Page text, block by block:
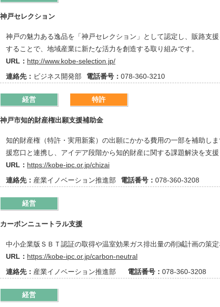
神戸セレクション
神戸の魅力ある逸品を「神戸セレクション」として認定し、販路支
することで、地域産業に新たな活力を創造する取り組みです。
URL： http://www.kobe-selection.jp/
連絡先： ビジネス開発部 電話番号： 078-360-3210
経営 特許
神戸市知的財産権出願支援補助金
知的財産権（特許・実用新案）の出願にかかる費用の一部を補助し
援窓口と連携し、アイデア段階から知的財産に関する課題解決を支
URL： https://kobe-ipc.or.jp/chizai
連絡先： 産業イノベーション推進部 電話番号： 078-360-3208
経営
カーボンニュートラル支援
中小企業版ＳＢＴ認証の取得や温室効果ガス排出量の削減計画の策
URL： https://kobe-ipc.or.jp/carbon-neutral
連絡先： 産業イノベーション推進部 電話番号： 078-360-3208
経営